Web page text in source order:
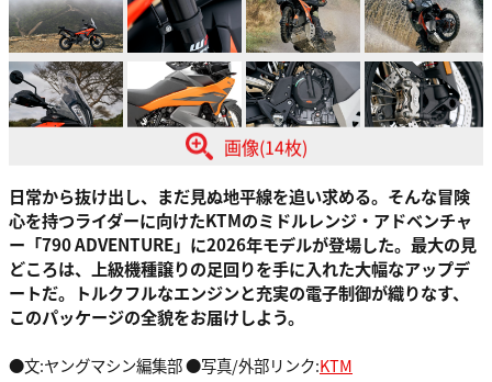
画像(14枚)
日常から抜け出し、まだ見ぬ地平線を追い求める。そんな冒険
心を持つライダーに向けたKTMのミドルレンジ・アドベンチャ
ー「790 ADVENTURE」に2026年モデルが登場した。最大の見
どころは、上級機種譲りの足回りを手に入れた大幅なアップデ
ートだ。トルクフルなエンジンと充実の電子制御が織りなす、
このパッケージの全貌をお届けしよう。
●文:ヤングマシン編集部 ●写真/外部リンク:KTM